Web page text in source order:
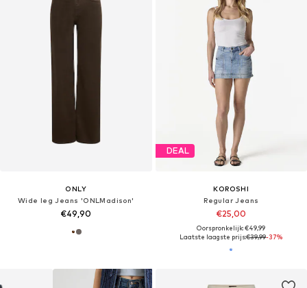
ONLY
Wide leg Jeans 'ONLMadison'
€49,90
DEAL
KOROSHI
Regular Jeans
€25,00
Oorspronkelijk: €49,99
Laatste laagste prijs:€39,99-37%